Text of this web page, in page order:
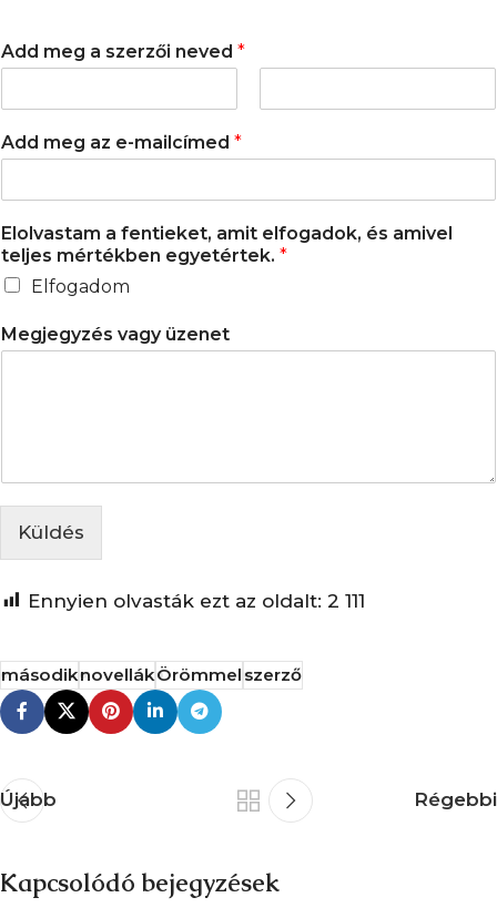
Add meg a szerzői neved *
r
t
e
j
s
f
e
t
i
a
m
Add meg az e-mailcímed *
Elolvastam a fentieket, amit elfogadok, és amivel
teljes mértékben egyetértek. *
Elfogadom
Megjegyzés vagy üzenet
Küldés
Ennyien olvasták ezt az oldalt: 2 111
másodiknovellákÖrömmelszerző
Újabb Régebbi
Kapcsolódó bejegyzések